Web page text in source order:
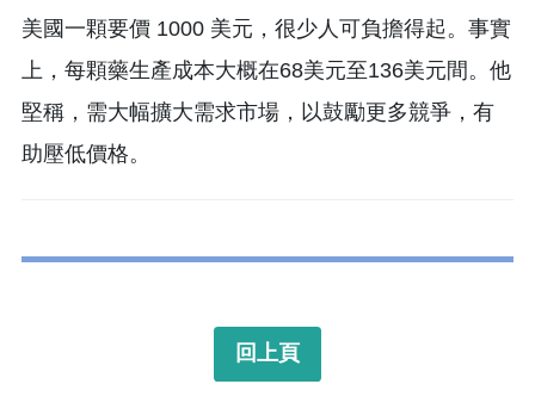
美國一顆要價 1000 美元，很少人可負擔得起。事實
上，每顆藥生產成本大概在68美元至136美元間。他
堅稱，需大幅擴大需求市場，以鼓勵更多競爭，有
助壓低價格。
回上頁